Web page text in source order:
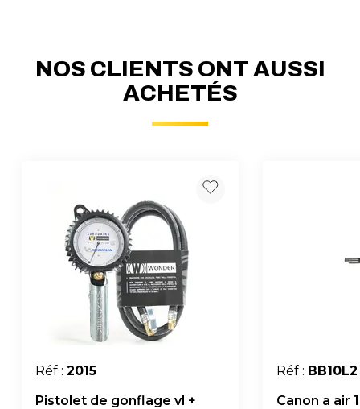
NOS CLIENTS ONT AUSSI
ACHETÉS
Réf : 2015
Pistolet de gonflage vl +
Réf : BB10L2
Canon a air